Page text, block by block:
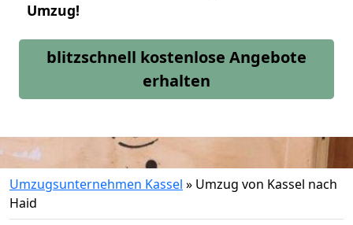
Umzug!
blitzschnell kostenlose Angebote
erhalten
Umzugsunternehmen Kassel » Umzug von Kassel nach
Haid